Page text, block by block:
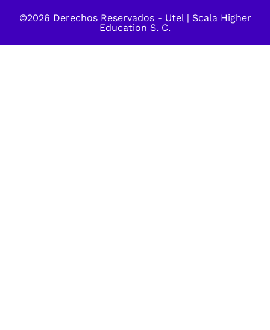
©2026 Derechos Reservados - Utel| Scala Higher
Education S. C.